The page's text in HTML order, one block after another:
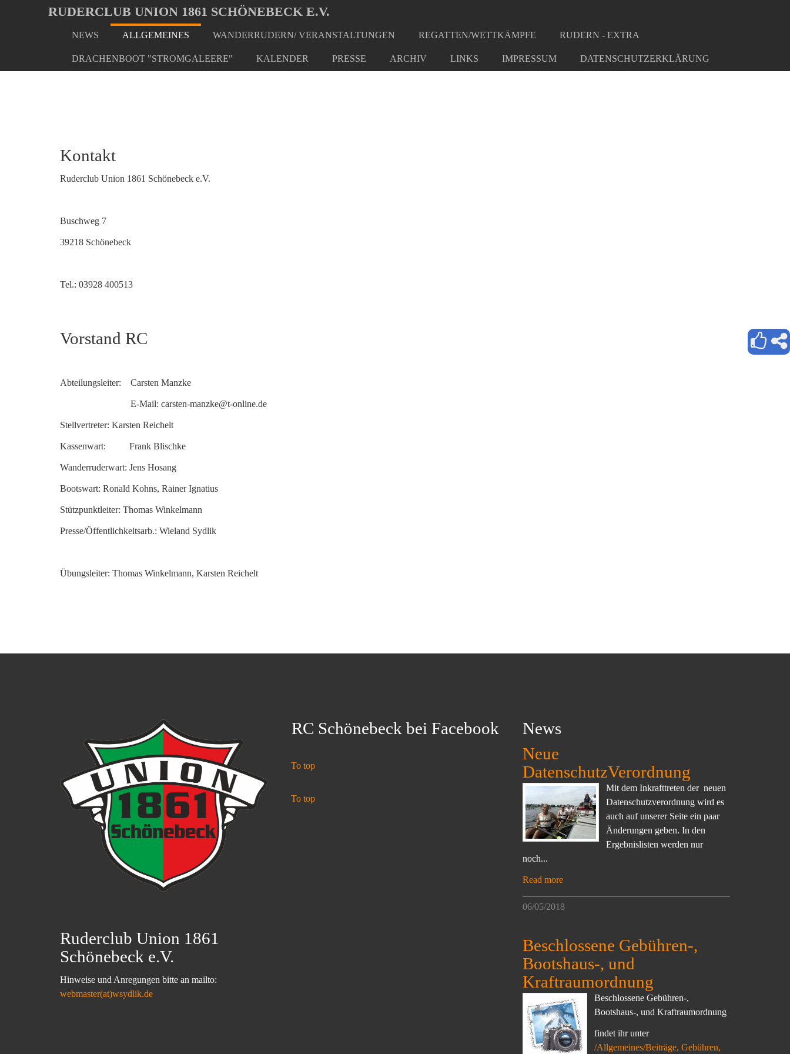
Oops, an error occurred! Code: 20260807205429add97bc8
main
RUDERCLUB UNION 1861 SCHÖNEBECK E.V.
NEWS ALLGEMEINES WANDERRUDERN/ VERANSTALTUNGEN REGATTEN/WETTKÄMPFE RUDERN - EXTRA
DRACHENBOOT "STROMGALEERE" KALENDER PRESSE ARCHIV LINKS IMPRESSUM DATENSCHUTZERKLÄRUNG
here:
Kontakt
Ruderclub Union 1861 Schönebeck e.V.
Buschweg 7
39218 Schönebeck
Tel.: 03928 400513
Vorstand RC
Abteilungsleiter: Carsten Manzke
E-Mail: carsten-manzke@t-online.de
Stellvertreter: Karsten Reichelt
Kassenwart: Frank Blischke
Wanderruderwart: Jens Hosang
Bootswart: Ronald Kohns, Rainer Ignatius
Stützpunktleiter: Thomas Winkelmann
Presse/Öffentlichkeitsarb.: Wieland Sydlik
Übungsleiter: Thomas Winkelmann, Karsten Reichelt
Ruderclub Union 1861
Schönebeck e.V.
Hinweise und Anregungen bitte an mailto:
webmaster(at)wsydlik.de
RC Schönebeck bei Facebook
To top
To top
News
Neue
DatenschutzVerordnung
Mit dem Inkrafttreten der neuen
Datenschutzverordnung wird es
auch auf unserer Seite ein paar
Änderungen geben. In den
Ergebnislisten werden nur
noch...
Read more
06/05/2018
Beschlossene Gebühren-,
Bootshaus-, und
Kraftraumordnung
Beschlossene Gebühren-,
Bootshaus-, und Kraftraumordnung
findet ihr unter
/Allgemeines/Beiträge, Gebühren,